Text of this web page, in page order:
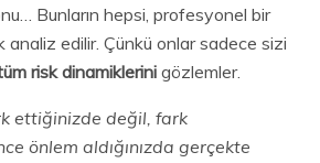
Bunların hepsi, profesyonel bir
analiz edilir. Çünkü onlar sadece sizi
risk dinamiklerini gözlemler.
ettiğinizde değil, fark
önlem aldığınızda gerçekte